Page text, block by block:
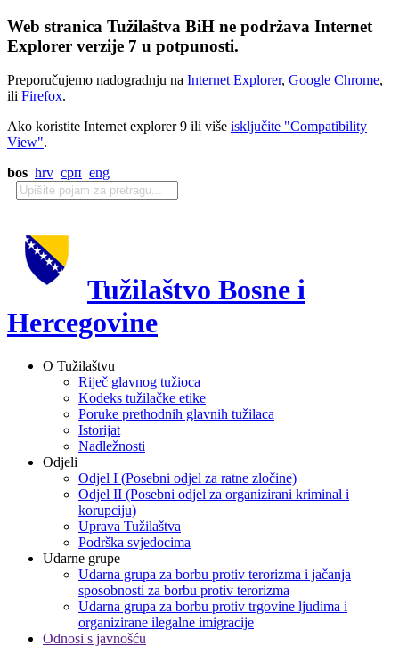
Web stranica Tužilaštva BiH ne podržava Internet
Explorer verzije 7 u potpunosti.
Preporučujemo nadogradnju na Internet Explorer, Google Chrome,
ili Firefox.
Ako koristite Internet explorer 9 ili više isključite "Compatibility
View".
bos hrv срп eng
Tužilaštvo Bosne i
Hercegovine
O Tužilaštvu
Riječ glavnog tužioca
Kodeks tužilačke etike
Poruke prethodnih glavnih tužilaca
Istorijat
Nadležnosti
Odjeli
Odjel I (Posebni odjel za ratne zločine)
Odjel II (Posebni odjel za organizirani kriminal i
korupciju)
Uprava Tužilaštva
Podrška svjedocima
Udarne grupe
Udarna grupa za borbu protiv terorizma i jačanja
sposobnosti za borbu protiv terorizma
Udarna grupa za borbu protiv trgovine ljudima i
organizirane ilegalne imigracije
Odnosi s javnošću